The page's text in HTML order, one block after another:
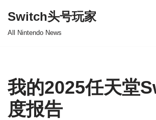
Switch头号玩家
All Nintendo News
我的2025任天堂
度报告